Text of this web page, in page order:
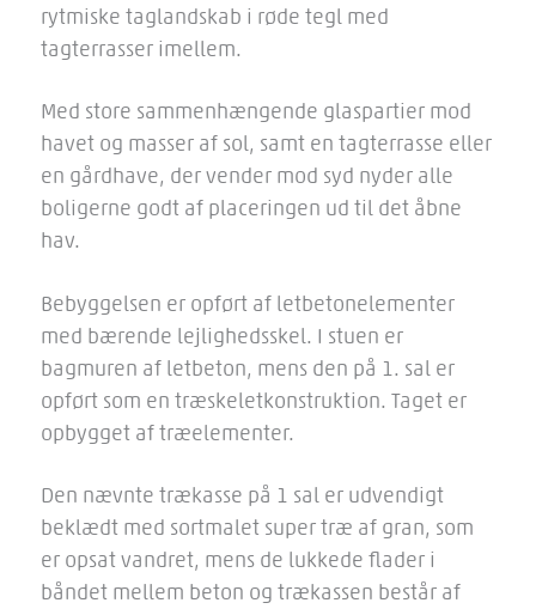
rytmiske taglandskab i røde tegl med
tagterrasser imellem.
Med store sammenhængende glaspartier mod
havet og masser af sol, samt en tagterrasse eller
en gårdhave, der vender mod syd nyder alle
boligerne godt af placeringen ud til det åbne
hav.
Bebyggelsen er opført af letbetonelementer
med bærende lejlighedsskel. I stuen er
bagmuren af letbeton, mens den på 1. sal er
opført som en træskeletkonstruktion. Taget er
opbygget af træelementer.
Den nævnte trækasse på 1 sal er udvendigt
beklædt med sortmalet super træ af gran, som
er opsat vandret, mens de lukkede flader i
båndet mellem beton og trækassen består af